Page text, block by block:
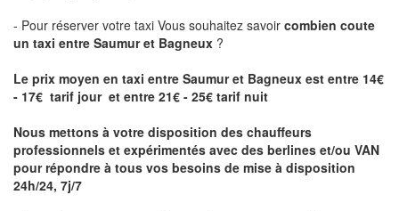
- Pour réserver votre taxi Vous souhaitez savoir combien coute
un taxi entre Saumur et Bagneux ?
Le prix moyen en taxi entre Saumur et Bagneux est entre 14€
- 17€ tarif jour et entre 21€ - 25€ tarif nuit
Nous mettons à votre disposition des chauffeurs
professionnels et expérimentés avec des berlines et/ou VAN
pour répondre à tous vos besoins de mise à disposition
24h/24, 7j/7